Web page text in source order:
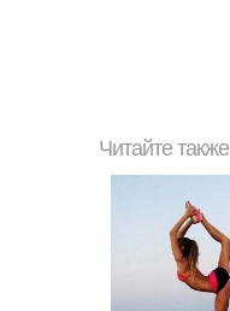
Читайте также